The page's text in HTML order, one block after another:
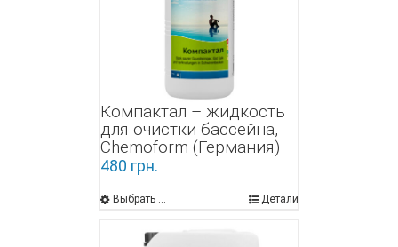
Компактал – жидкость
для очистки бассейна,
Chemoform (Германия)
480 грн.
Выбрать ... Детали